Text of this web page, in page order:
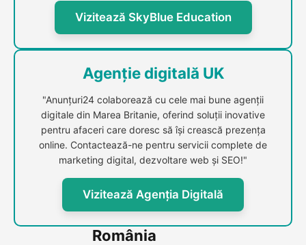
Vizitează SkyBlue Education
Agenție digitală UK
"Anunțuri24 colaborează cu cele mai bune agenții
digitale din Marea Britanie, oferind soluții inovative
pentru afaceri care doresc să își crească prezența
online. Contactează-ne pentru servicii complete de
marketing digital, dezvoltare web și SEO!"
Vizitează Agenția Digitală
România